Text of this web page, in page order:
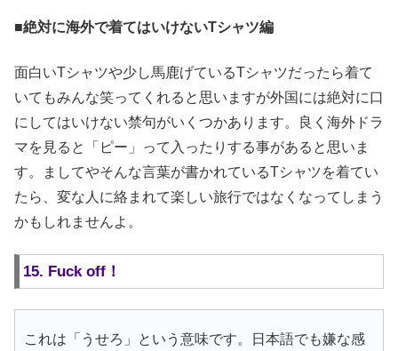
■絶対に海外で着てはいけないTシャツ編
面白いTシャツや少し馬鹿げているTシャツだったら着て
いてもみんな笑ってくれると思いますが外国には絶対に口
にしてはいけない禁句がいくつかあります。良く海外ドラ
マを見ると「ピー」って入ったりする事があると思いま
す。ましてやそんな言葉が書かれているTシャツを着てい
たら、変な人に絡まれて楽しい旅行ではなくなってしまう
かもしれませんよ。
15. Fuck off！
これは「うせろ」という意味です。日本語でも嫌な感